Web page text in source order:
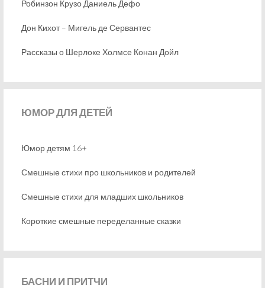
Робинзон Крузо Даниель Дефо
Дон Кихот – Мигель де Сервантес
Рассказы о Шерлоке Холмсе Конан Дойл
ЮМОРДЛЯ ДЕТЕЙ
Юмор детям 16+
Смешные стихи про школьников и родителей
Смешные стихи для младших школьников
Короткие смешные переделанные сказки
БАСНИ И ПРИТЧИ